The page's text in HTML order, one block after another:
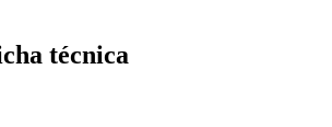
técnica